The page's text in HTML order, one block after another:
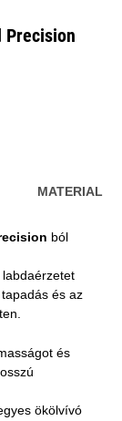
Precision
MATERIAL
ból
és az
és
ökölvívó